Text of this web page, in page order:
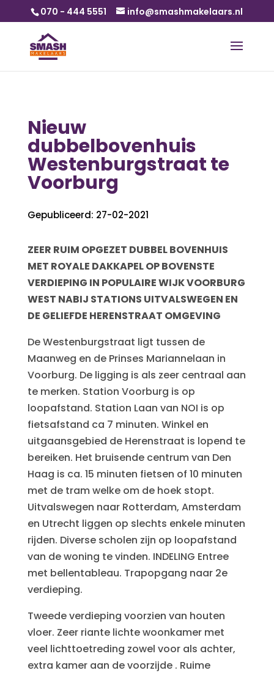
070 - 444 5551 info@smashmakelaars.nl
Nieuw
dubbelbovenhuis
Westenburgstraat te
Voorburg
Gepubliceerd: 27-02-2021
ZEER RUIM OPGEZET DUBBEL BOVENHUIS
MET ROYALE DAKKAPEL OP BOVENSTE
VERDIEPING IN POPULAIRE WIJK VOORBURG
WEST NABIJ STATIONS UITVALSWEGEN EN
DE GELIEFDE HERENSTRAAT OMGEVING
De Westenburgstraat ligt tussen de
Maanweg en de Prinses Mariannelaan in
Voorburg. De ligging is als zeer centraal aan
te merken. Station Voorburg is op
loopafstand. Station Laan van NOI is op
fietsafstand ca 7 minuten. Winkel en
uitgaansgebied de Herenstraat is lopend te
bereiken. Het bruisende centrum van Den
Haag is ca. 15 minuten fietsen of 10 minuten
met de tram welke om de hoek stopt.
Uitvalswegen naar Rotterdam, Amsterdam
en Utrecht liggen op slechts enkele minuten
rijden. Diverse scholen zijn op loopafstand
van de woning te vinden. INDELING Entree
met bellentableau. Trapopgang naar 2e
verdieping.
Tweede verdieping voorzien van houten
vloer. Zeer riante lichte woonkamer met
veel lichttoetreding zowel voor als achter,
extra kamer aan de voorzijde . Ruime